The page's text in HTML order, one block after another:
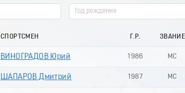
СПОРТСМЕН Г.Р. ЗВАНИЕ
ВИНОГРАДОВ Юрий 1986 МС
ШАПАРОВ Дмитрий 1987 МС